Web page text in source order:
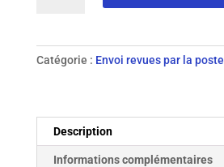
revue
Catégorie : Envoi revues par la poste
Description
Informations complémentaires